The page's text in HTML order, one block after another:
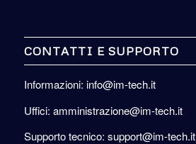
CONTATTI E SUPPORTO
Informazioni: info@im-tech.it
Uffici: amministrazione@im-tech.it
Supporto tecnico: support@im-tech.it